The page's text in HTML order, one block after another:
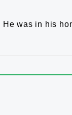
He was in his